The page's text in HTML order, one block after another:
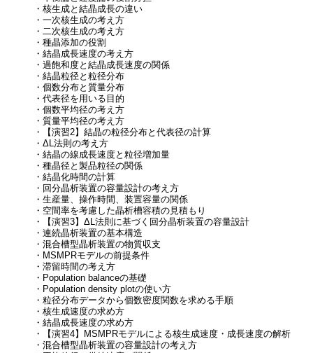
・核生成と結晶成長の違い
・一次核生成の考え方
・二次核生成の考え方
・種晶添加の役割
・結晶成長速度の考え方
・過飽和度と結晶成長速度の関係
・結晶粒径と粒径分布
・個数分布と質量分布
・代表径を用いる目的
・個数平均径の考え方
・質量平均径の考え方
・【演習2】結晶の粒径分布と代表径の計算
・ΔL法則の考え方
・結晶の線成長速度と粒径増加量
・種晶径と製品粒径の関係
・結晶化時間の計算
・回分晶析装置の容量設計の考え方
・生産量、操作時間、装置容量の関係
・空間率を考慮した晶析槽容積の見積もり
・【演習3】ΔL法則に基づく回分晶析装置の容量設計
・連続晶析装置の基本構造
・混合槽型晶析装置の物質収支
・MSMPRモデルの前提条件
・滞留時間の考え方
・Population balanceの基礎
・Population density plotの使い方
・粒径分布データから個数密度関数を求める手順
・核生成速度の求め方
・結晶成長速度の求め方
・【演習4】MSMPRモデルによる核生成速度・成長速度の解析
・混合槽型晶析装置の容量設計の考え方